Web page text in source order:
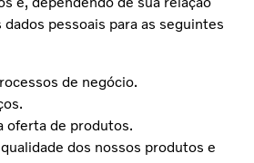
pessoais para as seguintes
de negócio.
oferta de produtos.
dos nossos produtos e